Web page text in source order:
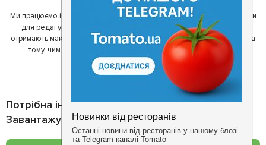
Ми працюємо і з ресторанами. Для них ми надаємо зручні інструменти
для редагування інформації про себе - в результаті відвідувачі
отримають максимум інформації, а ресторан зможе зосередитися на
тому, чим він любить займатися більше всього - смачній їжі.
Потрібна інформація про заклад?
Завантажуйте додаток!